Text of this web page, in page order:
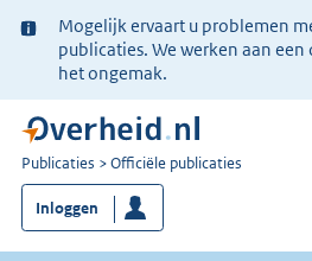
Ter
informatie:
Mogelijk ervaart u problemen
publicaties. We werken aan een
het ongemak.
U
bent
nu
hier:
Publicaties Officiële publicaties
Inloggen